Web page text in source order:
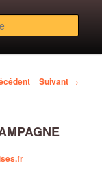
Suivant →